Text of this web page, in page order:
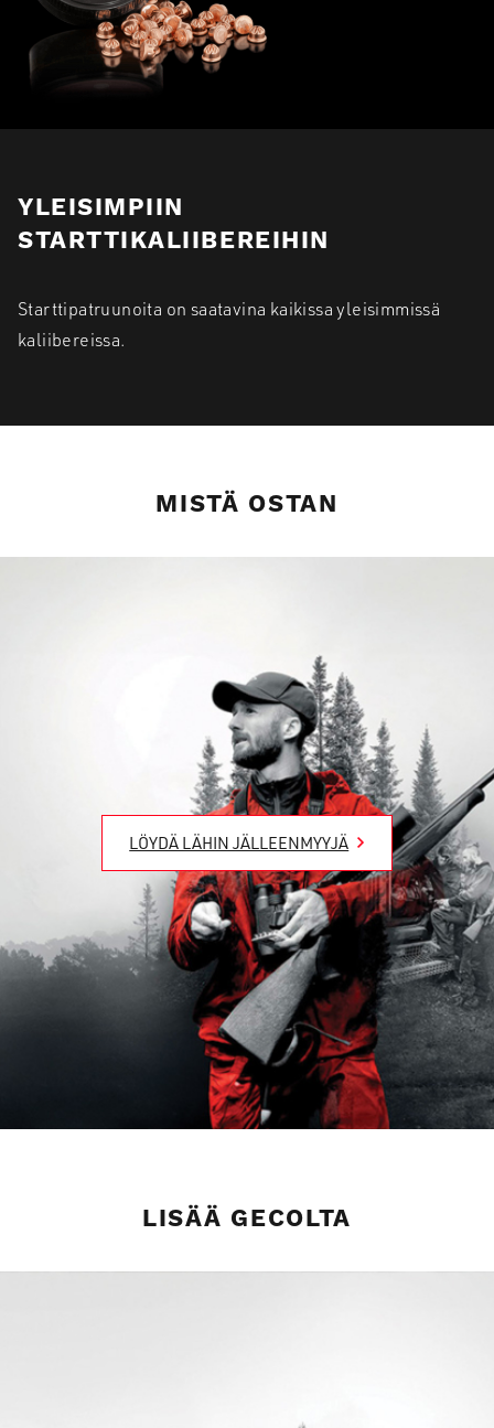
YLEISIMPIIN
STARTTIKALIIBEREIHIN
Starttipatruunoita on saatavina kaikissa yleisimmissä
kaliibereissa.
MISTÄ OSTAN
LÖYDÄ LÄHIN JÄLLEENMYYJÄ
LISÄÄ GECOLTA